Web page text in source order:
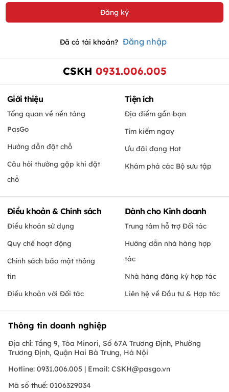
Đã có tài khoản? Đăng nhập
CSKH 0931.006.005
Giới thiệu
Tổng quan về nền tảng
PasGo
Hướng dẫn đặt chỗ
Câu hỏi thường gặp khi đặt
chỗ
Tiện ích
Địa điểm gần bạn
Tìm kiếm ngay
Ưu đãi đang Hot
Khám phá các Bộ sưu tập
Điều khoản & Chính sách
Điều khoản sử dụng
Quy chế hoạt động
Chính sách bảo mật thông
tin
Điều khoản với Đối tác
Dành cho Kinh doanh
Trung tâm hỗ trợ Đối tác
Hướng dẫn nhà hàng hợp
tác
Nhà hàng đăng ký hợp tác
Liên hệ về Đầu tư & Hợp tác
Thông tin doanh nghiệp
Địa chỉ: Tầng 9, Tòa Minori, Số 67A Trương Định, Phường
Trương Định, Quận Hai Bà Trưng, Hà Nội
Hotline: 0931.006.005 | Email: CSKH@pasgo.vn
Mã số thuế: 0106329034